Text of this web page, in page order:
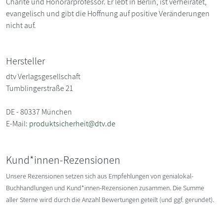
evangelisch und gibt die Hoffnung auf positive Veränderungen
nicht auf.
Hersteller
dtv Verlagsgesellschaft
Tumblingerstraße 21
DE - 80337 München
E-Mail: produktsicherheit@dtv.de
Kund*innen-Rezensionen
Unsere Rezensionen setzen sich aus Empfehlungen von genialokal-
Buchhandlungen und Kund*innen-Rezensionen zusammen. Die Summe
aller Sterne wird durch die Anzahl Bewertungen geteilt (und ggf. gerundet).